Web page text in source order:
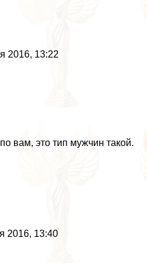
2016, 13:22
вам, это тип мужчин такой.
2016, 13:40